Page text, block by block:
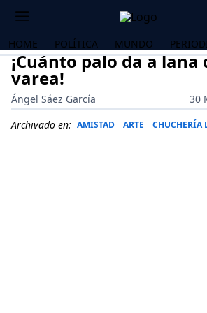
HOME POLÍTICA MUNDO
¡Cuánto palo da a lana
varea!
Ángel Sáez García
30
Archivado en: AMISTAD ARTE CHUCHERÍA